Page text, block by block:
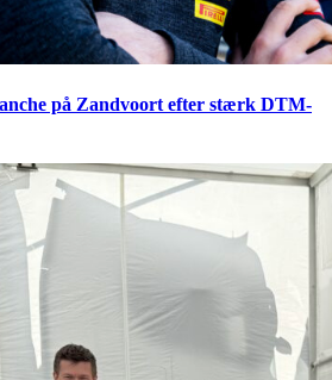
på Zandvoort efter stærk DTM-